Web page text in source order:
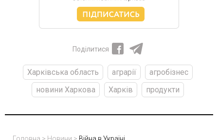
Поділитися
Харківська область аграрії
агробізнес
новини Харкова
Харків продукти